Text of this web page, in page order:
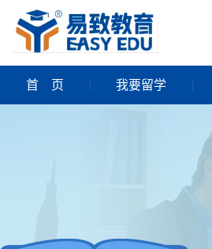
首 页 我要留学